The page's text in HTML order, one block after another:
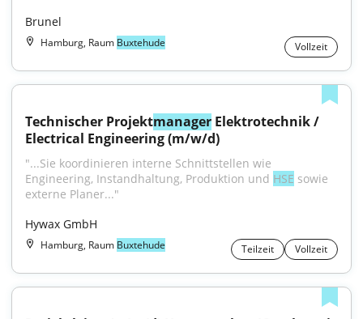
Brunel
Hamburg, Raum Buxtehude Vollzeit
Technischer Projektmanager Elektrotechnik /
Electrical Engineering (m/w/d)
"...Sie koordinieren interne Schnittstellen wie
Engineering, Instandhaltung, Produktion und HSE sowie
externe Planer..."
Hywax GmbH
Hamburg, Raum Buxtehude Teilzeit Vollzeit